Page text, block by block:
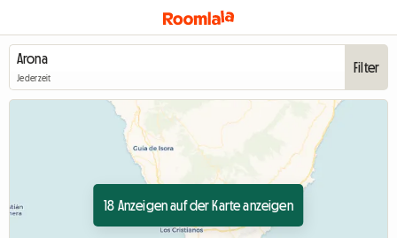
Jederzeit
Filter
18 Anzeigen auf der Karte anzeigen